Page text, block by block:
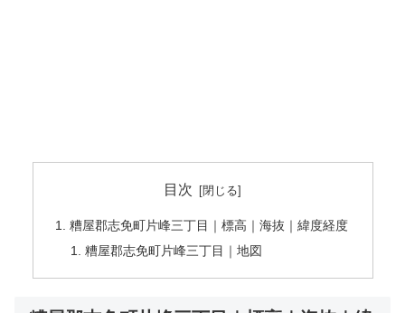
目次
糟屋郡志免町片峰三丁目｜標高｜海抜｜緯度経度
糟屋郡志免町片峰三丁目｜地図